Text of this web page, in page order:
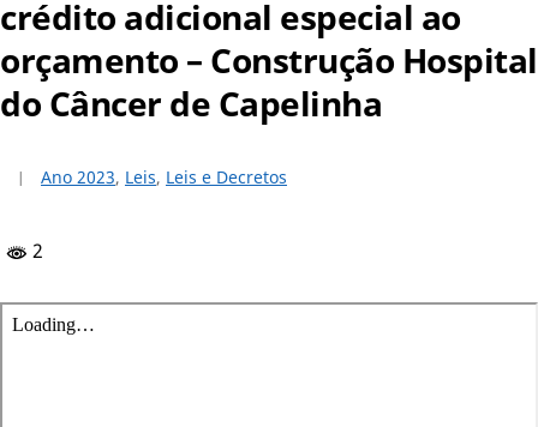
crédito adicional especial ao
orçamento – Construção Hospital
do Câncer de Capelinha
Ano 2023, Leis, Leis e Decretos
2